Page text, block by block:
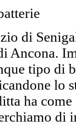
di
Ancona.
tipo di
lo
ha
di